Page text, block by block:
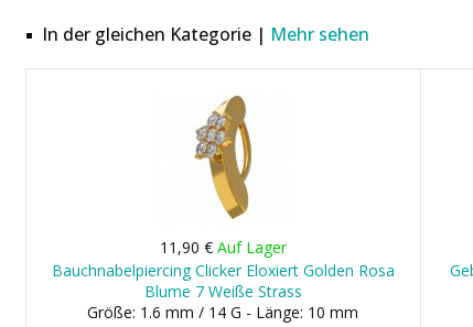
In der gleichen Kategorie | Mehr sehen
11,90 € Auf Lager
Bauchnabelpiercing Clicker Eloxiert Golden Rosa
Blume 7 Weiße Strass
Größe: 1.6 mm / 14 G - Länge: 10 mm